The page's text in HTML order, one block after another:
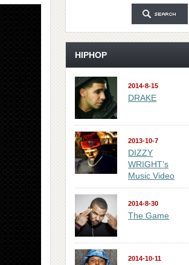
HIPHOP
2014-8-15
DRAKE
2013-10-7
DIZZY
WRIGHT’s
Music Video
2014-8-30
The Game
2014-10-11